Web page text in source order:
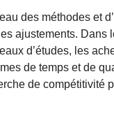
des méthodes et
ajustements. Dans
d’études, les
de temps et de
de compétitivité